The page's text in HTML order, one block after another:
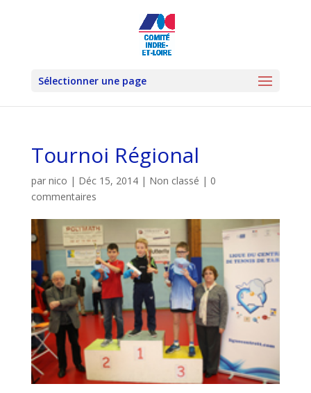
Sélectionner une page
Tournoi Régional
par nico | Déc 15, 2014| Non classé | 0
commentaires